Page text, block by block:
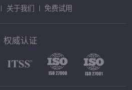
关于我们 免费试用
权威认证